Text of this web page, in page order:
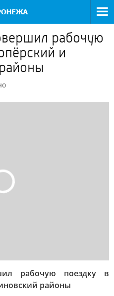
рабочую
и
рабочую поездку в
районы